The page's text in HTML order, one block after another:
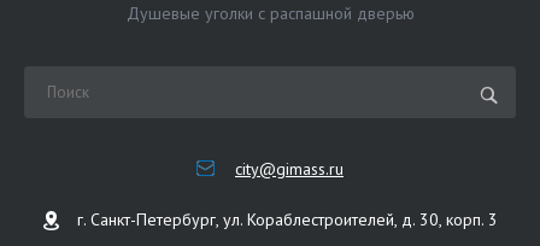
Душевые уголки с распашной дверью
city@gimass.ru
г. Санкт-Петербург, ул. Кораблестроителей, д. 30, корп. 3